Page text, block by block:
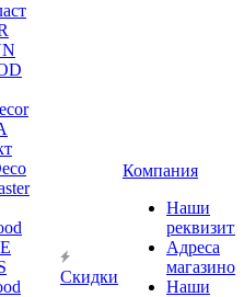
Скидки
Компания
Наши
Адреса
магазинов
Наши